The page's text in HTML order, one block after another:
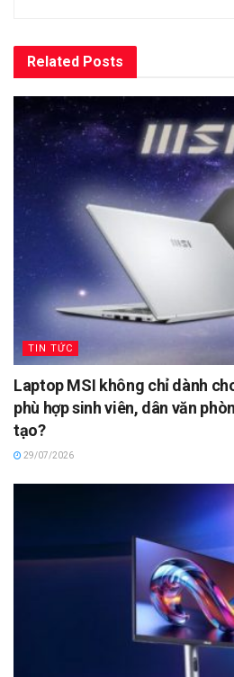
Related Posts
TIN TỨC
Laptop MSI không chỉ dành
phù hợp sinh viên, dân văn
tạo?
29/07/2026